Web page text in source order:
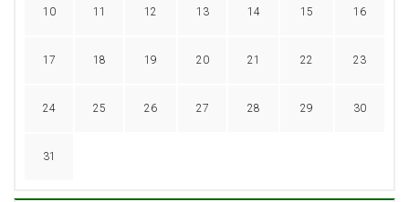
10 11 12 13 14 15 16
17 18 19 20 21 22 23
24 25 26 27 28 29 30
31